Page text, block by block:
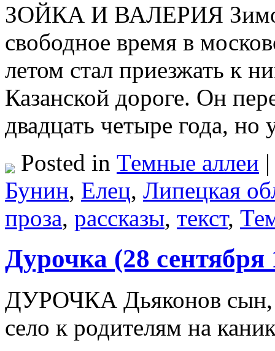
ЗОЙКА И ВАЛЕРИЯ Зимой
свободное время в
летом стал приезжать к
Казанской дороге. Он
двадцать четыре года,
Posted in Темные аллеи |
Бунин, Елец, Липецкая
проза, рассказы, текст,
Дурочка (28 сентября
ДУРОЧКА Дьяконов сын,
село к родителям на